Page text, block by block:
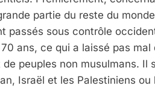
partie du reste du
passés sous contrôle
ans, ce qui a laissé pas mal
peuples non musulmans. Il
Israël et les Palestiniens